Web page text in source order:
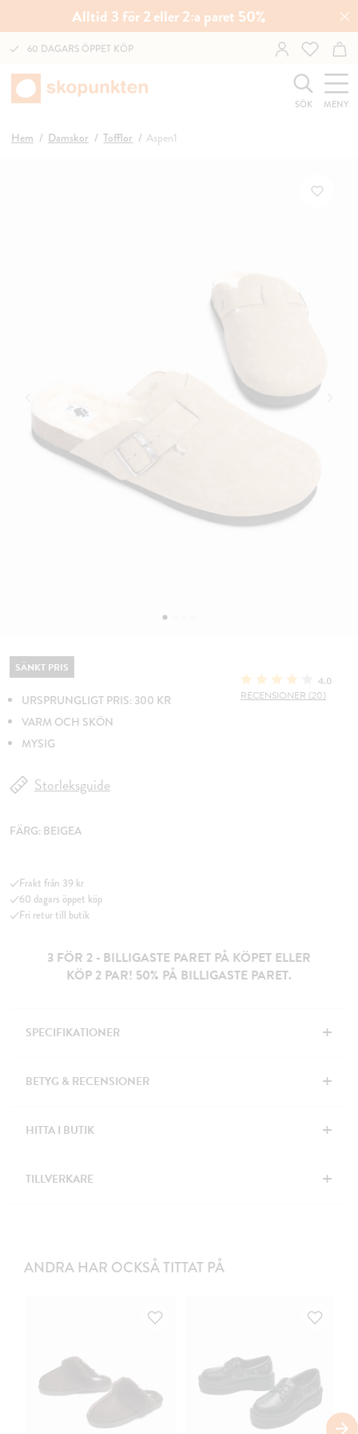
Alltid 3 för 2 eller 2:a paret 50%
60 DAGARS ÖPPET KÖP
SÖK MENY
Hem Damskor Tofflor Aspen1
SÄNKT PRIS
URSPRUNGLIGT PRIS: 300 KR
VARM OCH SKÖN
MYSIG
4.0
RECENSIONER (20)
Storleksguide
FÄRG: BEIGEA
Frakt från 39 kr
60 dagars öppet köp
Fri retur till butik
3 FÖR 2 - BILLIGASTE PARET PÅ KÖPET ELLER
KÖP 2 PAR! 50% PÅ BILLIGASTE PARET.
SPECIFIKATIONER +
BETYG & RECENSIONER +
HITTA I BUTIK +
TILLVERKARE +
ANDRA HAR OCKSÅ TITTAT PÅ